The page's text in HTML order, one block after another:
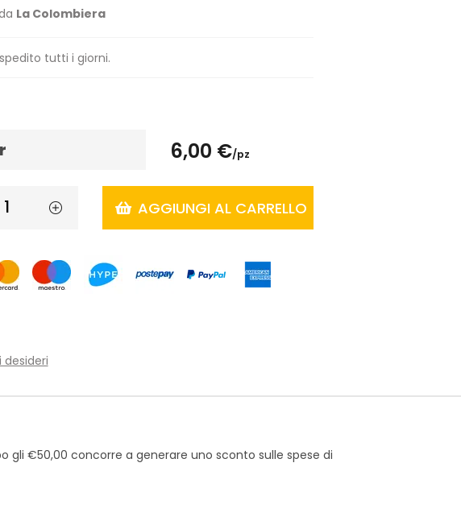
La Colombiera
tutti i giorni.
6,00 €/pz
AGGIUNGI AL CARRELLO
desideri
gli €50,00 concorre a generare uno sconto sulle spese di